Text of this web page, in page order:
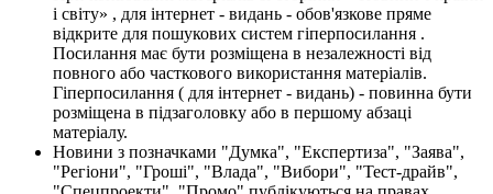
і світу» , для інтернет - видань - обов'язкове пряме
відкрите для пошукових систем гіперпосилання .
Посилання має бути розміщена в незалежності від
повного або часткового використання матеріалів.
Гіперпосилання ( для інтернет - видань) - повинна бути
розміщена в підзаголовку або в першому абзаці
матеріалу.
Новини з позначками "Думка", "Експертиза", "Заява",
"Регіони", "Гроші", "Влада", "Вибори", "Тест-драйв",